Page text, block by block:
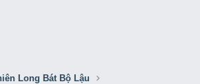
Long Bát Bộ Lậu